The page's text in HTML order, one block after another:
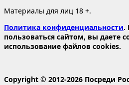
Материалы для лиц 18 +.
Политика конфиденциальности.
пользоваться сайтом, вы даете
использование файлов cookies.
Copyright © 2012-2026 Посреди